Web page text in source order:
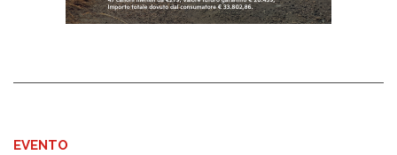
EVENTO